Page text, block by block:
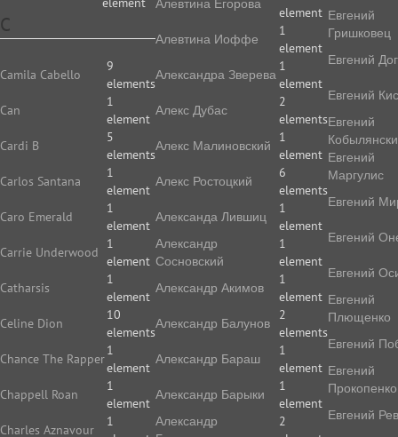
C
Camila Cabello
9
elements
Can
1
element
Cardi B
5
elements
Carlos Santana
1
element
Caro Emerald
1
element
Carrie Underwood
1
element
Catharsis
1
element
Celine Dion
10
elements
Chance The Rapper
1
element
Chappell Roan
1
element
Charles Aznavour
1
Алевтина Егорова
element
Алевтина Иоффе
1
element
Алек­сан­дра Зве­ре­ва
1
element
Алекс Дубас
2
elements
Алекс Малиновский
1
element
Алекс Ростоцкий
6
elements
Александа Лившиц
1
element
Александр
Сосновский
1
element
Александр Акимов
1
element
Александр Балунов
2
elements
Александр Бараш
1
element
Александр Барыки
1
element
Александр
2
Евгений
Гришковец
Евгений
Евгений
Евгений
Евгений
Маргулис
Евгений
Евгений
Евгений
Евгений
Плющенко
Евгений
Евгений
Прокопенко
Евгений